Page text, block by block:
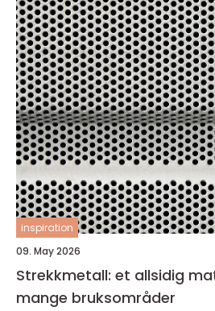
inspiration
09. May 2026
Strekkmetall: et allsidig
mange bruksområder